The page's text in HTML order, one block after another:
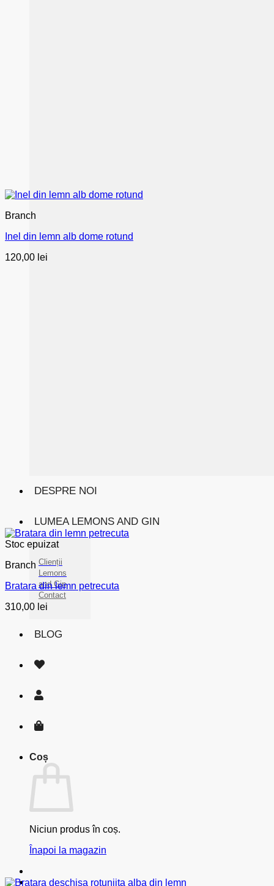
DESPRE NOI
LUMEA LEMONS AND GIN
Clienții
Lemons
and Gin
Contact
BLOG
Coș
Niciun produs în coș.
Înapoi la magazin
Branch
Inel din lemn alb dome rotund
120,00 lei
Stoc epuizat
Branch
Bratara din lemn petrecuta
310,00 lei